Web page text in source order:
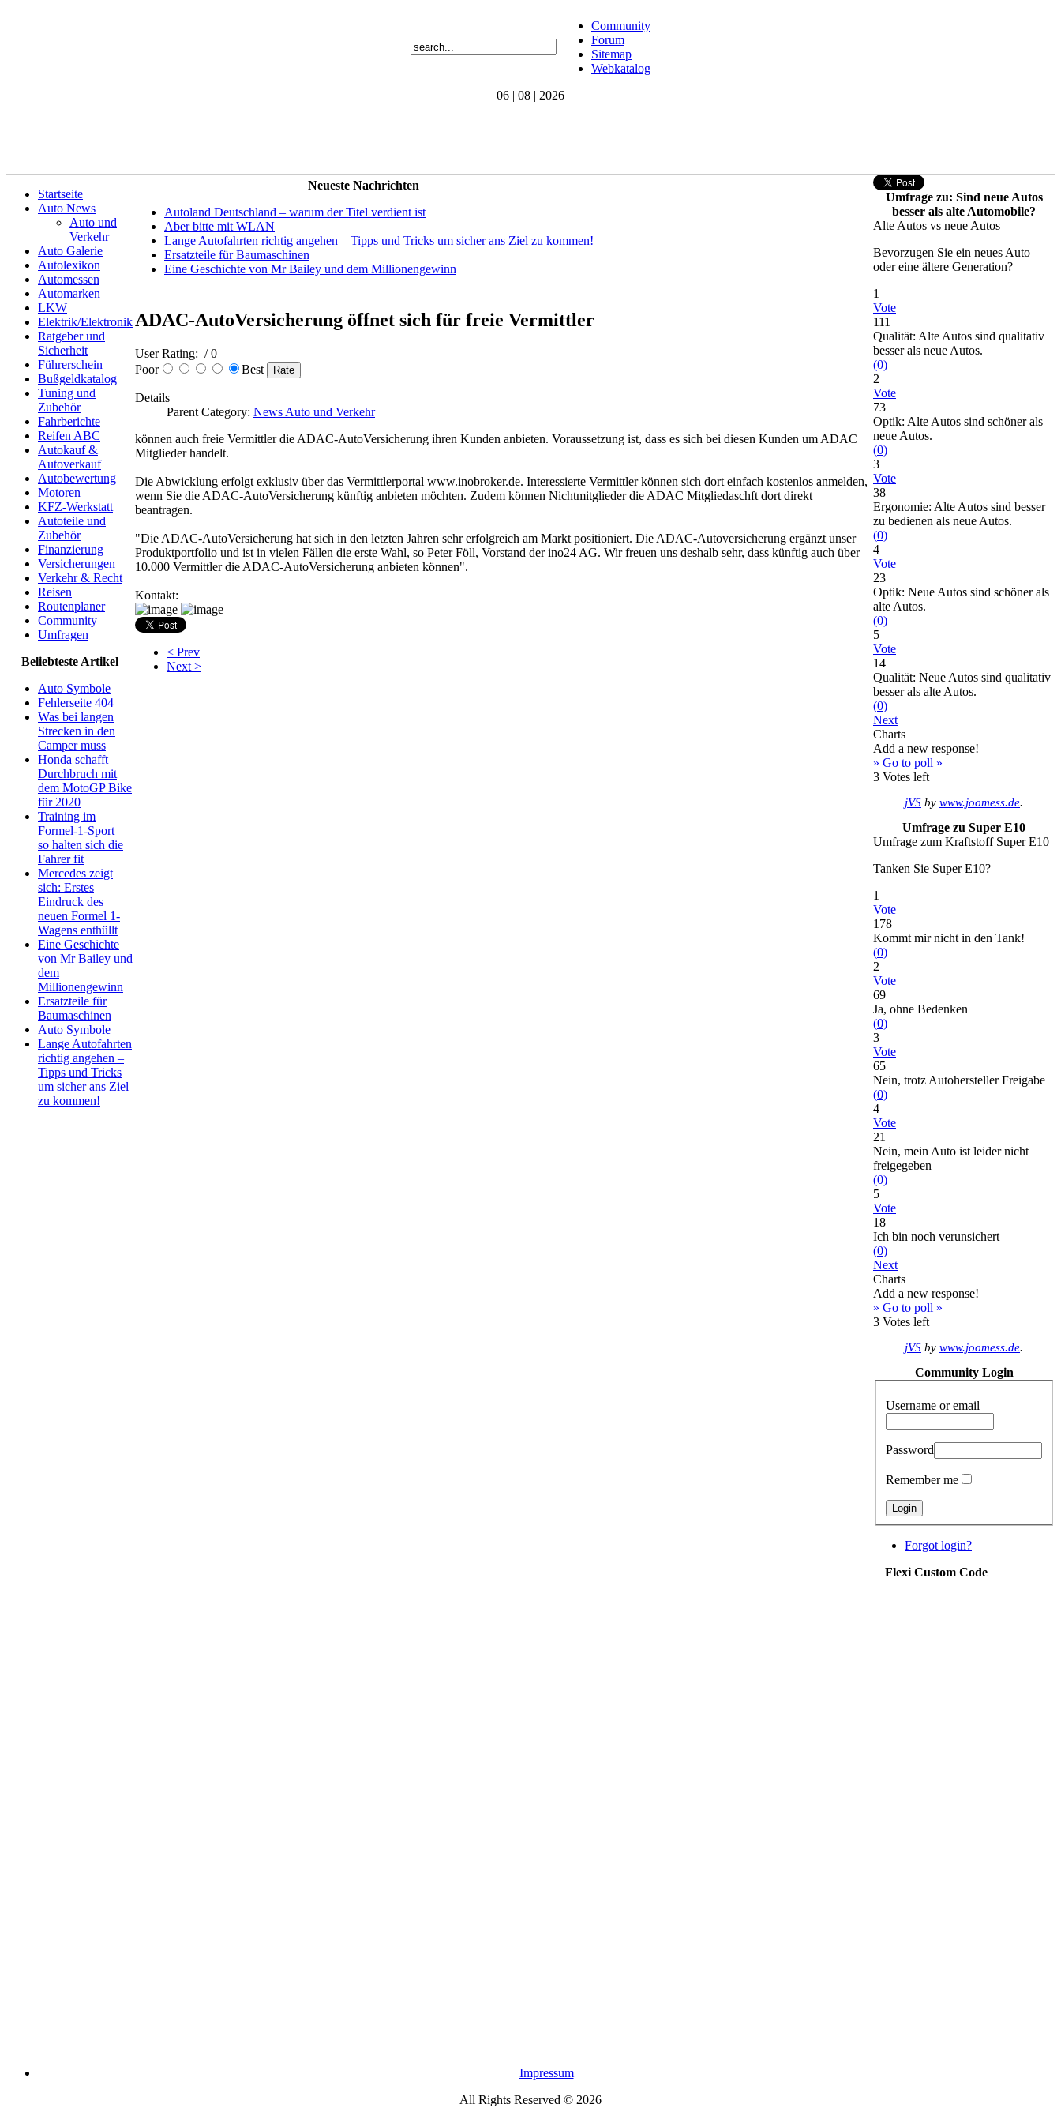
Community
Forum
Sitemap
Webkatalog
06 | 08 | 2026
Startseite
Auto News
Auto und
Verkehr
Auto Galerie
Autolexikon
Automessen
Automarken
LKW
Elektrik/Elektronik
Ratgeber und
Sicherheit
Führerschein
Bußgeldkatalog
Tuning und
Zubehör
Fahrberichte
Reifen ABC
Autokauf &
Autoverkauf
Autobewertung
Motoren
KFZ-Werkstatt
Autoteile und
Zubehör
Finanzierung
Versicherungen
Verkehr & Recht
Reisen
Routenplaner
Community
Umfragen
Beliebteste Artikel
Auto Symbole
Fehlerseite 404
Was bei langen
Strecken in den
Camper muss
Honda schafft
Durchbruch mit
dem MotoGP Bike
für 2020
Training im
Formel-1-Sport –
so halten sich die
Fahrer fit
Mercedes zeigt
sich: Erstes
Eindruck des
neuen Formel 1-
Wagens enthüllt
Eine Geschichte
von Mr Bailey und
dem
Millionengewinn
Ersatzteile für
Baumaschinen
Auto Symbole
Lange Autofahrten
richtig angehen –
Tipps und Tricks
um sicher ans Ziel
zu kommen!
Neueste Nachrichten
Autoland Deutschland – warum der Titel verdient ist
Aber bitte mit WLAN
Lange Autofahrten richtig angehen – Tipps und Tricks um sicher ans Ziel zu kommen!
Ersatzteile für Baumaschinen
Eine Geschichte von Mr Bailey und dem Millionengewinn
ADAC-AutoVersicherung öffnet sich für freie Vermittler
User Rating: / 0
Poor
Best
Details
Parent Category: News Auto und Verkehr
können auch freie Vermittler die ADAC-AutoVersicherung ihren Kunden anbieten. Voraussetzung ist, dass es sich bei diesen Kunden um ADAC
Mitglieder handelt.
Die Abwicklung erfolgt exklusiv über das Vermittlerportal www.inobroker.de. Interessierte Vermittler können sich dort einfach kostenlos anmelden,
wenn Sie die ADAC-AutoVersicherung künftig anbieten möchten. Zudem können Nichtmitglieder die ADAC Mitgliedaschft dort direkt
beantragen.
"Die ADAC-AutoVersicherung hat sich in den letzten Jahren sehr erfolgreich am Markt positioniert. Die ADAC-Autoversicherung ergänzt unser
Produktportfolio und ist in vielen Fällen die erste Wahl, so Peter Föll, Vorstand der ino24 AG. Wir freuen uns deshalb sehr, dass künftig auch über
10.000 Vermittler die ADAC-AutoVersicherung anbieten können".
Kontakt:
< Prev
Next >
Umfrage zu: Sind neue Autos
besser als alte Automobile?
Alte Autos vs neue Autos
Bevorzugen Sie ein neues Auto
oder eine ältere Generation?
1
Vote
111
Qualität: Alte Autos sind qualitativ
besser als neue Autos.
(0)
2
Vote
73
Optik: Alte Autos sind schöner als
neue Autos.
(0)
3
Vote
38
Ergonomie: Alte Autos sind besser
zu bedienen als neue Autos.
(0)
4
Vote
23
Optik: Neue Autos sind schöner als
alte Autos.
(0)
5
Vote
14
Qualität: Neue Autos sind qualitativ
besser als alte Autos.
(0)
Next
Charts
Add a new response!
» Go to poll »
3 Votes left
jVS by www.joomess.de.
Umfrage zu Super E10
Umfrage zum Kraftstoff Super E10
Tanken Sie Super E10?
1
Vote
178
Kommt mir nicht in den Tank!
(0)
2
Vote
69
Ja, ohne Bedenken
(0)
3
Vote
65
Nein, trotz Autohersteller Freigabe
(0)
4
Vote
21
Nein, mein Auto ist leider nicht
freigegeben
(0)
5
Vote
18
Ich bin noch verunsichert
(0)
Next
Charts
Add a new response!
» Go to poll »
3 Votes left
jVS by www.joomess.de.
Community Login
Username or email
Password
Remember me
Forgot login?
Flexi Custom Code
Impressum
All Rights Reserved © 2026